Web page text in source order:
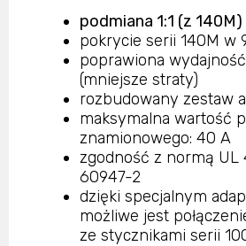
podmiana 1:1 (z 140M)
pokrycie serii 140M w
poprawiona
(mniejsze straty)
rozbudowany zestaw
maksymalna wartość
znamionowego: 40 A
zgodność z normą UL
60947-2
dzięki specjalnym
możliwe jest
ze stycznikami serii